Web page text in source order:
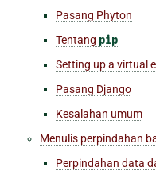
Pasang Phyton
Tentang pip
Setting up a virtual
Pasang Django
Kesalahan umum
Menulis perpindahan
Perpindahan data